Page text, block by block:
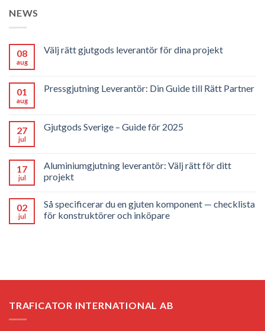
NEWS
08
aug
Välj rätt gjutgods leverantör för dina projekt
01
aug
Pressgjutning Leverantör: Din Guide till Rätt Partner
27
jul
Gjutgods Sverige – Guide för 2025
17
jul
Aluminiumgjutning leverantör: Välj rätt för ditt
projekt
02
jul
Så specificerar du en gjuten komponent — checklista
för konstruktörer och inköpare
TRAFICATOR INTERNATIONAL AB